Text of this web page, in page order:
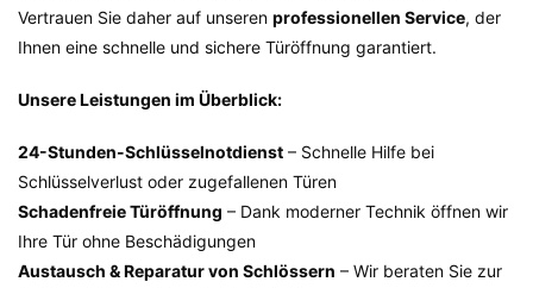
Vertrauen Sie daher auf unseren professionellen Service, der
Ihnen eine schnelle und sichere Türöffnung garantiert.
Unsere Leistungen im Überblick:
24-Stunden-Schlüsselnotdienst – Schnelle Hilfe bei
Schlüsselverlust oder zugefallenen Türen
Schadenfreie Türöffnung – Dank moderner Technik öffnen wir
Ihre Tür ohne Beschädigungen
Austausch & Reparatur von Schlössern – Wir beraten Sie zur